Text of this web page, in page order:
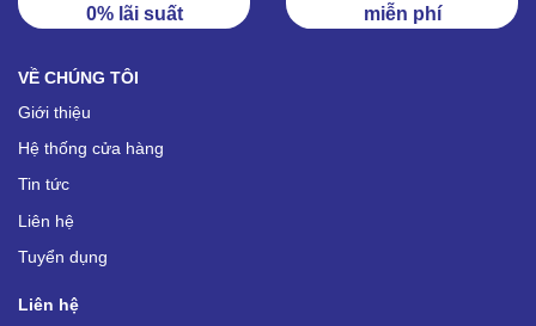
0% lãi suất
miễn phí
VỀ CHÚNG TÔI
Giới thiệu
Hệ thống cửa hàng
Tin tức
Liên hệ
Tuyển dụng
Liên hệ